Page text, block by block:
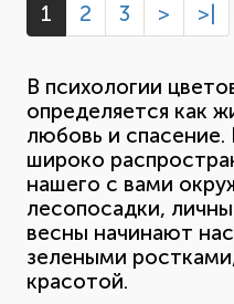
1 2 3 > >|
В психологии
определяется как
любовь и
широко
нашего с вами
лесопосадки,
весны начинают
зелеными
красотой.